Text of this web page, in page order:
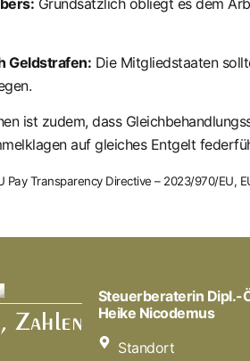
Geldstrafen: Die Mitgliedstaaten
ist zudem, dass
auf gleiches Entgelt
Pay Transparency Directive – 2023/970/EU,
Steuerberaterin Dipl.-
Heike Nicodemus
Standort